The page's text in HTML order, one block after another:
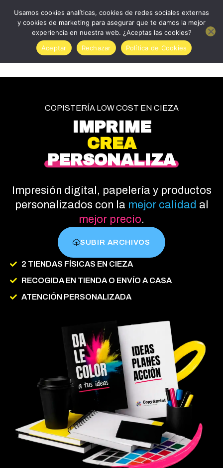
Llámanos
968 76 17
13
0
COPISTERÍA LOW COST EN CIEZA
IMPRIME
CREA
PERSONALIZA
Impresión digital, papelería y productos
personalizados con la mejor calidad al
mejor precio.
SUBIR ARCHIVOS
2 TIENDAS FÍSICAS EN CIEZA
RECOGIDA EN TIENDA O ENVÍO A CASA
ATENCIÓN PERSONALIZADA
Usamos cookies analíticas, cookies de redes sociales externas
y cookies de marketing para asegurar que te damos la mejor
experiencia en nuestra web. ¿Aceptas las cookies?
Aceptar
Rechazar Política de Cookies